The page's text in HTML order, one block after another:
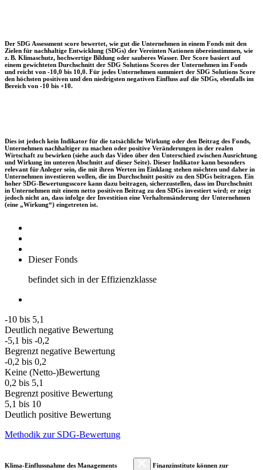
Der SDG Assessment score bewertet, wie gut die Unternehmen in einem Fonds mit den
Zielen für nachhaltige Entwicklung (SDGs) der Vereinten Nationen übereinstimmen, wie
z. B. Klimaschutz, hochwertige Bildung oder sauberes Wasser. Der Score basiert auf
einem gewichteten Durchschnitt der SDG Solutions Scores der Unternehmen im Fonds
und reicht von -10,0 bis 10,0. Für jedes Unternehmen summiert der SDG Solutions Score
den höchsten positiven und den niedrigsten negativen Einfluss auf die SDGs, ebenfalls im
Bereich von -10 bis +10.
Dies ist jedoch kein Indikator für die tatsächliche Wirkung oder den Beitrag des Fonds,
Unternehmen nachhaltiger zu machen oder positive Veränderungen in der realen
Wirtschaft zu bewirken (siehe auch das Video über den Unterschied zwischen Ausrichtung
und Wirkung im unteren Abschnitt auf dieser Seite). Dieser Indikator kann besonders
relevant für Anleger sein, die mit ihren Werten im Einklang stehen möchten und daher in
Unternehmen investieren wollen, die im Durchschnitt positiv zu den SDGs beitragen. Ein
hoher SDG-Bewertungsscore kann dazu beitragen, sicherzustellen, dass im Durchschnitt
in Unternehmen mit einem netto positiven Beitrag zu den SDGs investiert wird; er zeigt
jedoch nicht an, dass infolge der Investition eine Verhaltensänderung der Unternehmen
(eine „Wirkung“) eingetreten ist.
Dieser Fonds
befindet sich in der Effizienzklasse
-10 bis 5,1
Deutlich negative Bewertung
-5,1 bis -0,2
Begrenzt negative Bewertung
-0,2 bis 0,2
Keine (Netto-)Bewertung
0,2 bis 5,1
Begrenzt positive Bewertung
5,1 bis 10
Deutlich positive Bewertung
Methodik zur SDG-Bewertung
Klima-Einflussnahme des Managements
Finanzinstitute können zur